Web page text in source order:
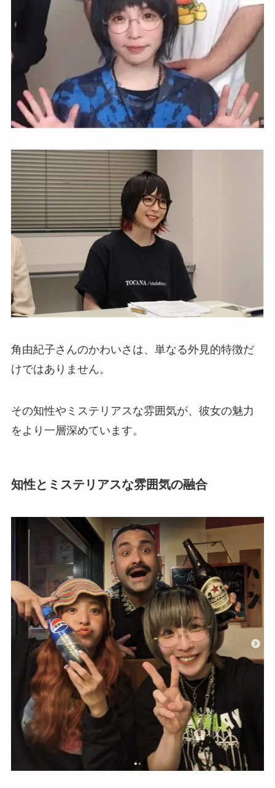
角由紀子さんのかわいさは、単なる外見的特徴だ
けではありません。
その知性やミステリアスな雰囲気が、彼女の魅力
をより一層深めています。
知性とミステリアスな雰囲気の融合